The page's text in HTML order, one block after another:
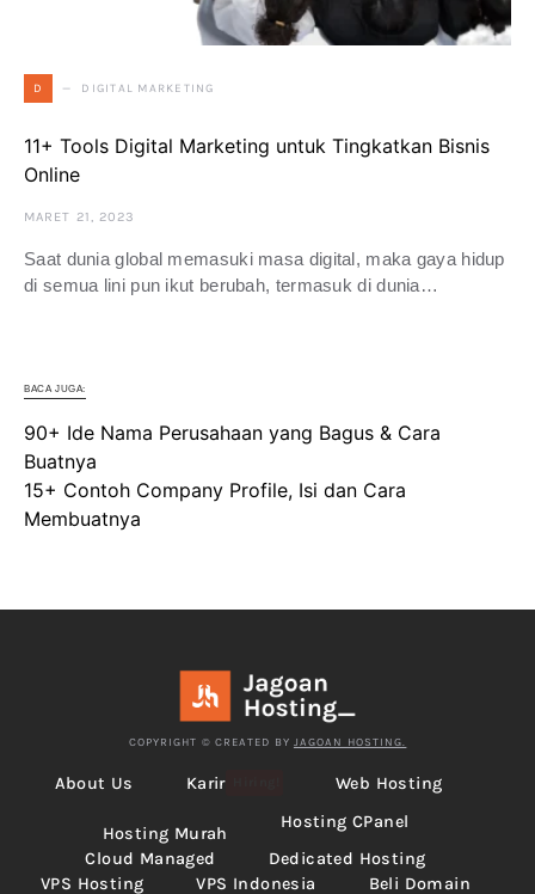
D DIGITAL MARKETING
11+ Tools Digital Marketing untuk Tingkatkan Bisnis
Online
MARET 21, 2023
Saat dunia global memasuki masa digital, maka gaya hidup
di semua lini pun ikut berubah, termasuk di dunia…
BACA JUGA:
90+ Ide Nama Perusahaan yang Bagus & Cara
Buatnya
15+ Contoh Company Profile, Isi dan Cara
Membuatnya
COPYRIGHT © CREATED BY JAGOAN HOSTING.
About Us Karir Web Hosting
Hosting Murah
Hosting CPanel
Cloud Managed
Dedicated Hosting
VPS Hosting
VPS Indonesia Beli Domain